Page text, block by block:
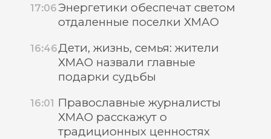
17:06 Энергетики обеспечат светом
отдаленные поселки ХМАО
16:46Дети, жизнь, семья: жители
ХМАО назвали главные
подарки судьбы
16:01 Православные журналисты
ХМАО расскажут о
традиционных ценностях